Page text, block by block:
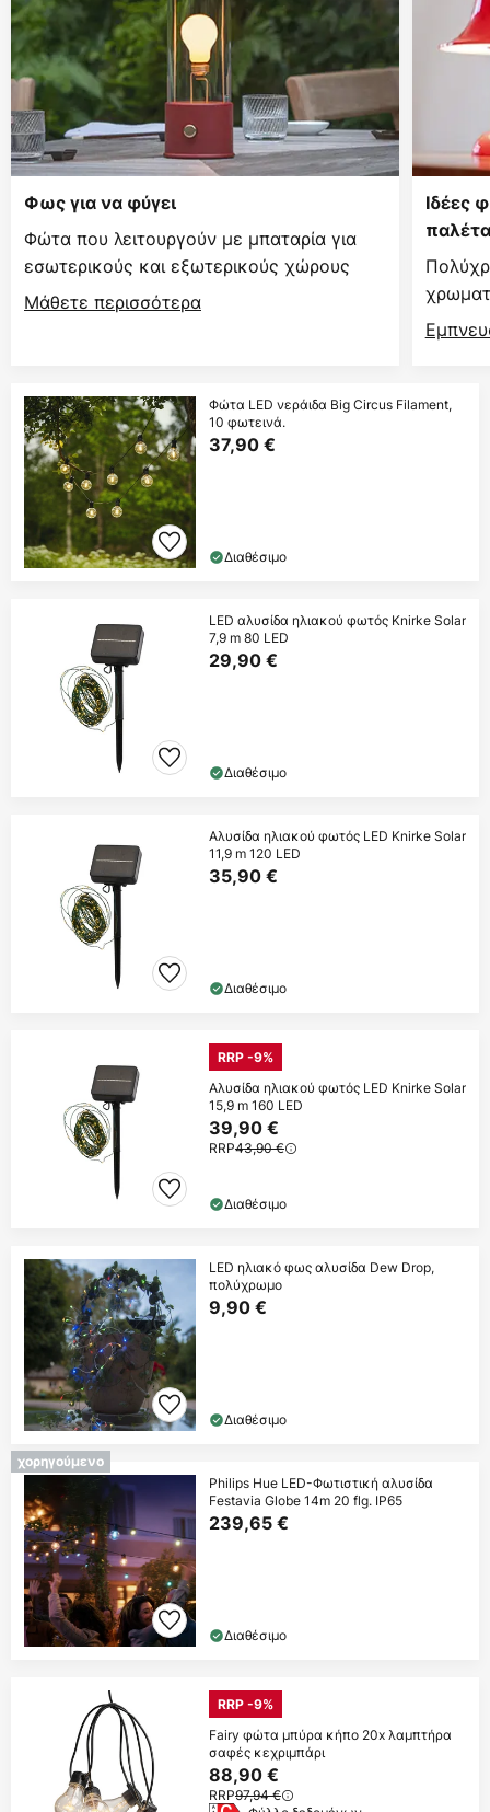
Φως για να φύγει
Φώτα που λειτουργούν με μπαταρία για
εσωτερικούς και εξωτερικούς χώρους
Μάθετε περισσότερα
Ιδέες
παλέτα
Φώτα LED νεράιδα Big Circus Filament,
10 φωτεινά.
37,90 €
Διαθέσιμο
LED αλυσίδα ηλιακού φωτός Knirke Solar
7,9 m 80 LED
29,90 €
Διαθέσιμο
Αλυσίδα ηλιακού φωτός LED Knirke Solar
11,9 m 120 LED
35,90 €
Διαθέσιμο
RRP -9%
Αλυσίδα ηλιακού φωτός LED Knirke Solar
15,9 m 160 LED
39,90 €
RRP43,90 €
Διαθέσιμο
LED ηλιακό φως αλυσίδα Dew Drop,
πολύχρωμο
9,90 €
Διαθέσιμο
χορηγούμενο
Philips Hue LED-Φωτιστική αλυσίδα
Festavia Globe 14m 20 flg. IP65
239,65 €
Διαθέσιμο
RRP -9%
Fairy φώτα μπύρα κήπο 20x λαμπτήρα
σαφές κεχριμπάρι
88,90 €
RRP97,94 €